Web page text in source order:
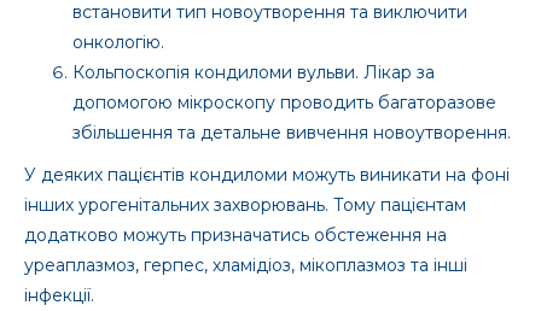
встановити тип новоутворення та виключити
онкологію.
Кольпоскопія кондиломи вульви. Лікар за
допомогою мікроскопу проводить багаторазове
збільшення та детальне вивчення новоутворення.
У деяких пацієнтів кондиломи можуть виникати на фоні
інших урогенітальних захворювань. Тому пацієнтам
додатково можуть призначатись обстеження на
уреаплазмоз, герпес, хламідіоз, мікоплазмоз та інші
інфекції.